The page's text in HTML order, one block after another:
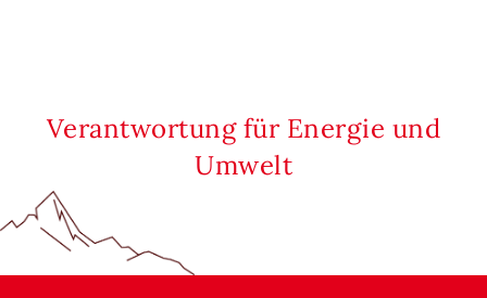
Verantwortung für Energie und
Umwelt